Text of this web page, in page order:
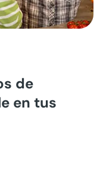
de
en tus